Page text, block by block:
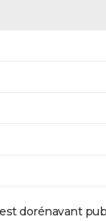
dorénavant